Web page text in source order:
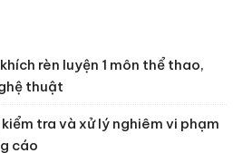
rèn luyện 1 môn thể thao,
thuật
tra và xử lý nghiêm vi phạm
cáo